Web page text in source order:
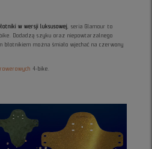
w wersji luksusowej
, seria Glamour to
Dodadzą szyku oraz niepowtarzalnego
można śmiało wjechać na czerwony
4-bike.